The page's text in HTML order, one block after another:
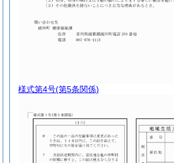
様式第4号(第5条関係)